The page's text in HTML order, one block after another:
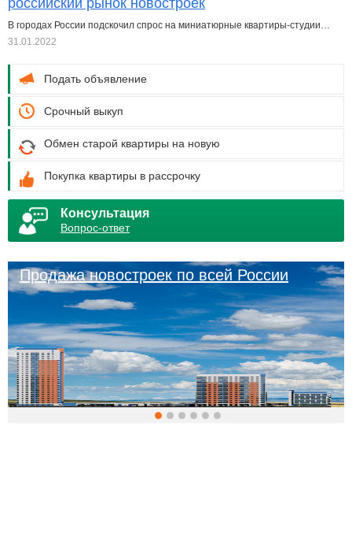
российский рынок новостроек
В городах России подскочил спрос на миниатюрные квартиры-студии…
31.01.2022
Подать объявление
Срочный выкуп
Обмен старой квартиры на новую
Покупка квартиры в рассрочку
Консультация
Вопрос-ответ
Продажа новостроек по всей России